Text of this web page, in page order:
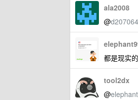
ala2008
@d207064
都是现实
tool2dx
@